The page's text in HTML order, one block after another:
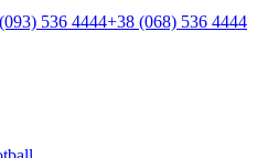
536 4444+38 (068) 536 4444